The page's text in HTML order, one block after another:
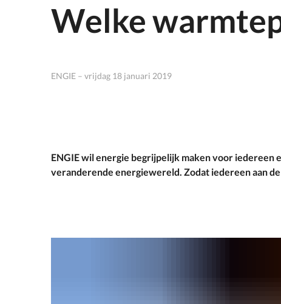
Welke
ENGIE – vrijdag 18 januari 2019
ENGIE wil energie begrijpelijk maken voor iedereen
veranderende energiewereld. Zodat iedereen aan